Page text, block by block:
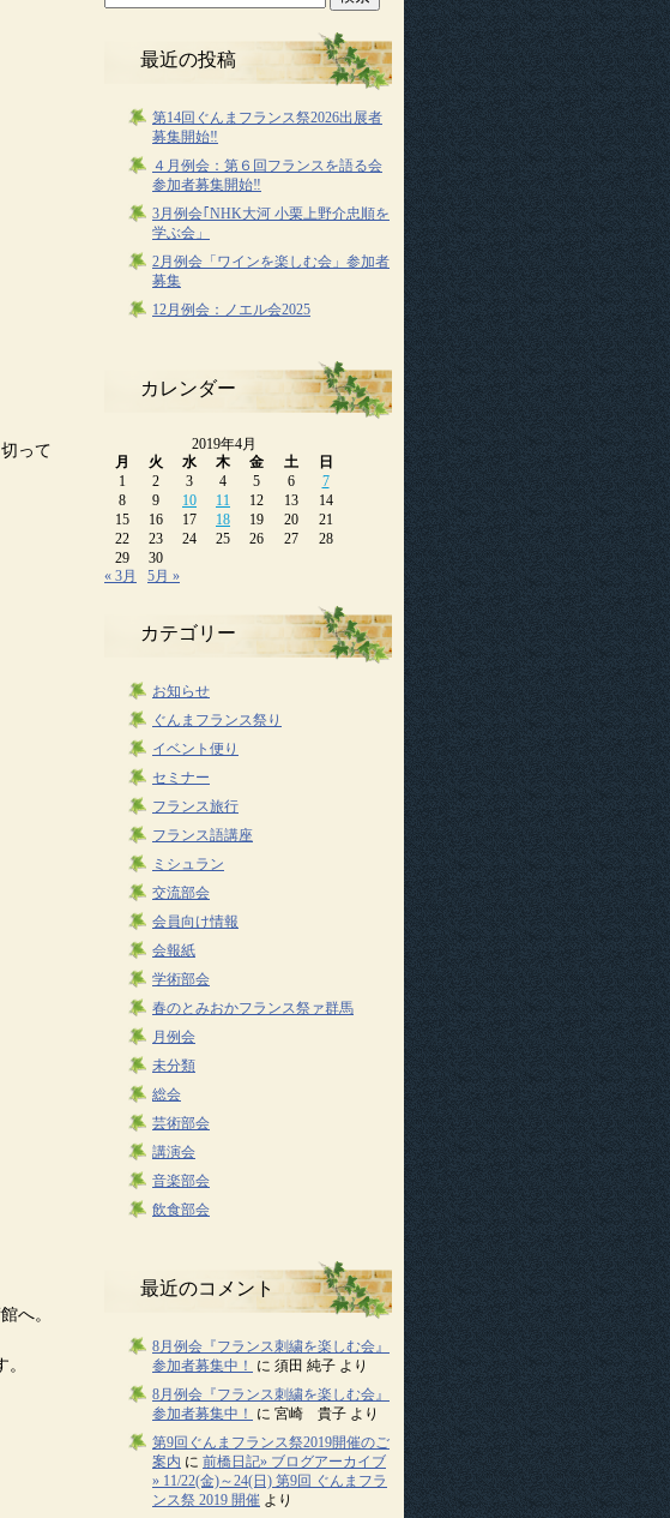
って
へ。
最近の投稿
第14回ぐんまフランス祭2026出展者
募集開始‼
４月例会：第６回フランスを語る会
参加者募集開始‼
3月例会｢NHK大河 小栗上野介忠順を
学ぶ会」
2月例会「ワインを楽しむ会」参加者
募集
12月例会：ノエル会2025
カレンダー
2019年4月
月
火 水 木 金 土
日
1
2 3 4 5 6
7
8
9 10 11 12 13
14
15
16 17 18 19 20
21
22
23 24 25 26 27
28
29
30
« 3月
5月 »
カテゴリー
お知らせ
ぐんまフランス祭り
イベント便り
セミナー
フランス旅行
フランス語講座
ミシュラン
交流部会
会員向け情報
会報紙
学術部会
春のとみおかフランス祭ァ群馬
月例会
未分類
総会
芸術部会
講演会
音楽部会
飲食部会
最近のコメント
8月例会『フランス刺繍を楽しむ会』
参加者募集中！
に 須田 純子 より
8月例会『フランス刺繍を楽しむ会』
参加者募集中！
に 宮崎 貴子 より
第9回ぐんまフランス祭2019開催のご
案内 に 前橋日記» ブログアーカイブ
» 11/22(金)～24(日) 第9回 ぐんまフラ
ンス祭 2019 開催 より